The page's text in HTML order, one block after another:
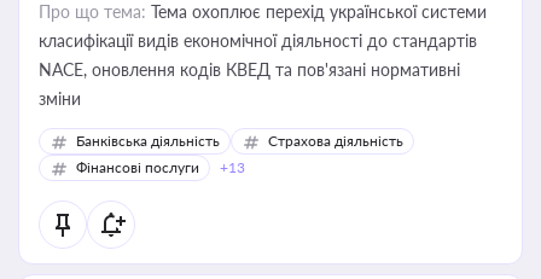
Про що тема: Тема охоплює перехід української системи
класифікації видів економічної діяльності до стандартів
NACE, оновлення кодів КВЕД та пов'язані нормативні
зміни
Банківська діяльність
Страхова діяльність
Фінансові послуги
+13